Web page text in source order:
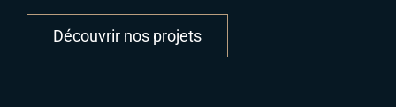
Découvrir nos projets